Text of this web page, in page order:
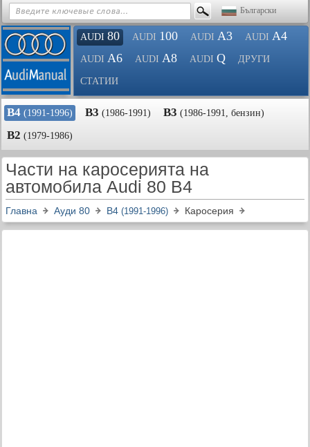
Български
AUDI 80 AUDI 100 AUDI A3 AUDI A4
AUDI A6 AUDI A8 AUDI Q ДРУГИ
СТАТИИ
B4 (1991-1996) B3 (1986-1991) B3 (1986-1991, бензин)
B2 (1979-1986)
Части на каросерията на
автомобила Audi 80 B4
Главна Ауди 80 B4 (1991-1996) Каросерия